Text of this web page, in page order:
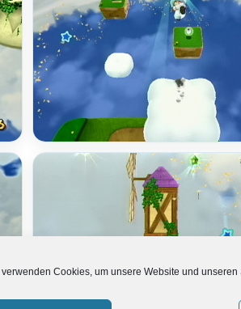
verwenden Cookies, um unsere Website und unseren